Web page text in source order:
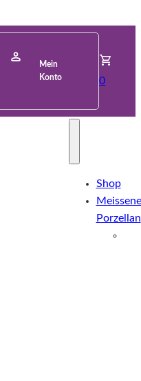
Mein
Konto
0
Shop
Porzellan